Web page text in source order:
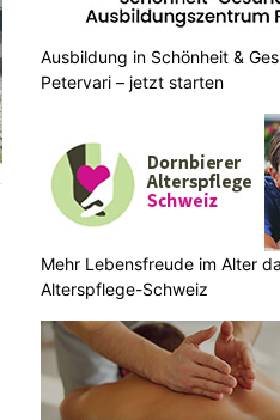
Ausbildung in Schönheit &
Petervari – jetzt starten
Mehr Lebensfreude im Alter
Alterspflege-Schweiz